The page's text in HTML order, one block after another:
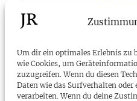
Um dir ein optimales Erlebnis zu
wie Cookies, um
zuzugreifen. Wenn du diesen
Daten wie das Surfverhalten oder
verarbeiten. Wenn du deine
JR